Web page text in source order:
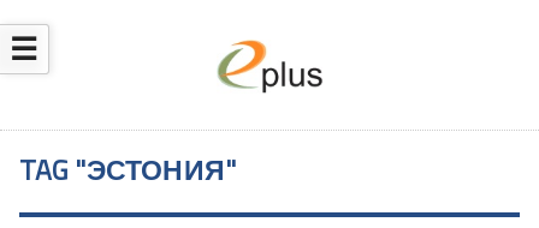
☰
TAG "ЭСТОНИЯ"